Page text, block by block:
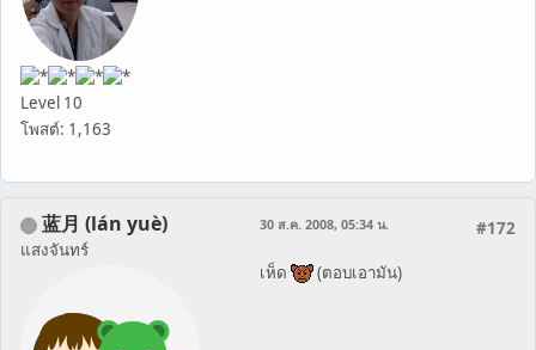
Level 10
โพสต์: 1,163
蓝月 (lán yuè)
แสงจันทร์
#172
30 ส.ค. 2008, 05:34 น.
เห็ด (ตอบเอามัน)